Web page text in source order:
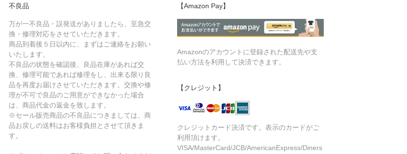
不良品
万が一不良品・誤発送がありましたら、至急交
換・修理対応をさせていただきます。
商品到着後５日以内に、まずはご連絡をお願い
いたします。
不良品の状態を確認後、良品在庫があれば交
換、修理可能であれば修理をし、出来る限り良
品を再度お届けさせていただきます。交換や修
理が不可で良品のご用意ができなかった場合
は、商品代金の返金を致します。
※セール販売商品の不良品につきましては、商
品お戻しの送料はお客様負担とさせて頂きま
す。
【Amazon Pay】
Amazonのアカウントに登録された配送先や支
払い方法を利用して決済できます。
【クレジット】
クレジットカード決済です。表示のカードがご
利用頂けます。
VISA/MasterCard/JCB/AmericanExpress/Diners